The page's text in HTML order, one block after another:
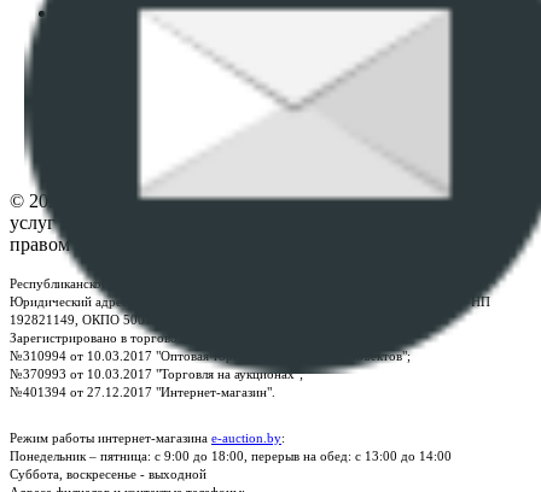
Политика в отношении обработки персональных
ПОЛОЖЕНИЕ О ПОЛИТИКЕ ОБРАБОТКИ COOKIE-
Настройки cookie-файлов
© 2026 Республиканское унитарное предприятие по оказанию
услуг "БелЮрОбеспечение" - Все права защищены авторским
правом
Республиканское унитарное предприятие по оказанию услуг "БелЮрОбеспечение"
Юридический адрес: г. Минск, пр-т. Дзержинского, 1Б, e-mail:
, УНП
192821149, ОКПО 500111895000
Зарегистрировано в торговом реестре Республики Беларусь:
№310994 от 10.03.2017 "Оптовая торговля без торговых объектов";
№370993 от 10.03.2017 "Торговля на аукционах";
№401394 от 27.12.2017 "Интернет-магазин".
Режим работы интернет-магазина e-auction.by:
Понедельник – пятница: с 9:00 до 18:00, перерыв на обед: с 13:00 до 14:00
Суббота, воскресенье - выходной